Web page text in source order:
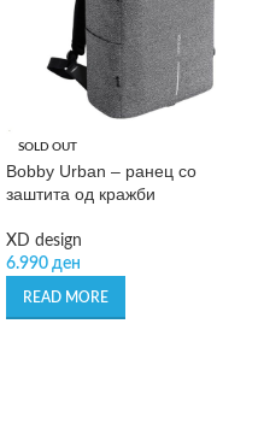
SOLD OUT
Bobby Urban – ранец со
заштита од кражби
XD design
6.990 ден
READ MORE